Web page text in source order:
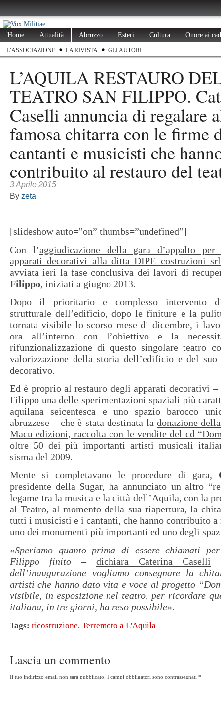
Home Attualità Abruzzo Esteri Cultura Onore ai
L’ASSOCIAZIONE LA RIVISTA GLI AUTORI
L’AQUILA RESTAURO
TEATRO SAN FILIPPO.
Caselli annuncia di regalare
famosa chitarra con le firme
cantanti e musicisti che
contribuito al restauro del
3 Aprile 2015
By zeta
[slideshow auto=”on” thumbs=”undefined”]
Con l’aggiudicazione della gara d’appalto
apparati decorativi alla ditta DIPE costruzioni
avviata ieri la fase conclusiva dei lavori di
Filippo, iniziati a giugno 2013.
Dopo il prioritario e complesso intervento di
strutturale dell’edificio, dopo le finiture e la
tornata visibile lo scorso mese di dicembre, i
ora all’interno con l’obiettivo e la
rifunzionalizzazione di questo singolare teatro
valorizzazione della storia dell’edificio e del suo
decorativo.
Ed è proprio al restauro degli apparati decorativi –
Filippo una delle sperimentazioni spaziali più
aquilana seicentesca e uno spazio barocco
abruzzese – che è stata destinata la donazione
Macu edizioni, raccolta con le vendite del cd
oltre 50 dei più importanti artisti musicali
sisma del 2009.
Mente si completavano le procedure di gara,
presidente della Sugar, ha annunciato un altro
legame tra la musica e la città dell’Aquila, con la
al Teatro, al momento della sua riapertura, la
tutti i musicisti e i cantanti, che hanno contribuito
uno dei monumenti più importanti ed uno degli
«Speriamo quanto prima di essere chiamati
Filippo finito – dichiara Caterina Caselli
dell’inaugurazione vogliamo consegnare la
artistiche hanno dato vita e voce al progetto
visibile, in esposizione nel teatro, per ricordare
italiana, in tre giorni, ha reso possibile».
Tags: ricostruzione, Terremoto a L'Aquila
Lascia un commento
Il tuo indirizzo email non sarà pubblicato. I campi obbligatori sono contrassegnati *